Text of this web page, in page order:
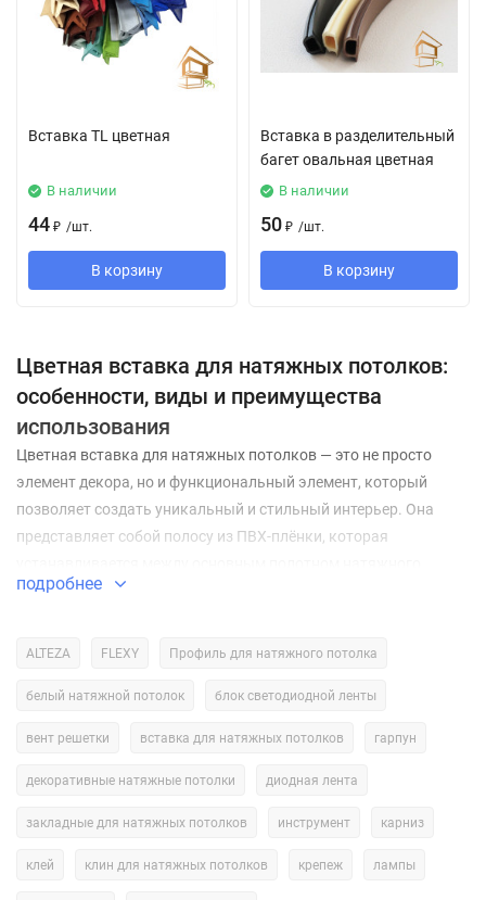
Вставка TL цветная
В наличии
44 ₽ /шт.
В корзину
Вставка в разделительный
багет овальная цветная
В наличии
50 ₽ /шт.
В корзину
Цветная вставка для натяжных потолков:
особенности, виды и преимущества
использования
Цветная вставка для натяжных потолков — это не просто
элемент декора, но и функциональный элемент, который
позволяет создать уникальный и стильный интерьер. Она
представляет собой полосу из ПВХ-плёнки, которая
потолка и стеной. Цветные вставки могут быть выполнены в
оптимальный вариант для любого интерьера.
Особенности цветной вставки для натяжных
сделать потолок выше или ниже, а также создать эффект
подробнее
ALTEZA FLEXY Профиль для натяжного потолка
белый натяжной потолок блок светодиодной ленты
вент решетки вставка для натяжных потолков гарпун
декоративные натяжные потолки диодная лента
закладные для натяжных потолков инструмент карниз
клей клин для натяжных потолков крепеж лампы